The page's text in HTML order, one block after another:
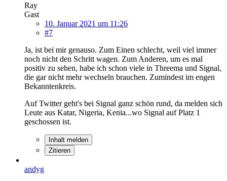
Ray
Gast
10. Januar 2021 um 11:26
#7
Ja, ist bei mir genauso. Zum Einen schlecht, weil viel immer
noch nicht den Schritt wagen. Zum Anderen, um es mal
positiv zu sehen, habe ich schon viele in Threema und Signal,
die gar nicht mehr wechseln brauchen. Zumindest im engen
Bekanntenkreis.
Auf Twitter geht's bei Signal ganz schön rund, da melden sich
Leute aus Katar, Nigeria, Kenia...wo Signal auf Platz 1
geschossen ist.
Inhalt melden
Zitieren
andyg